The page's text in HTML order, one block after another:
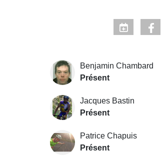
Benjamin Chambard
Présent
Jacques Bastin
Présent
Patrice Chapuis
Présent